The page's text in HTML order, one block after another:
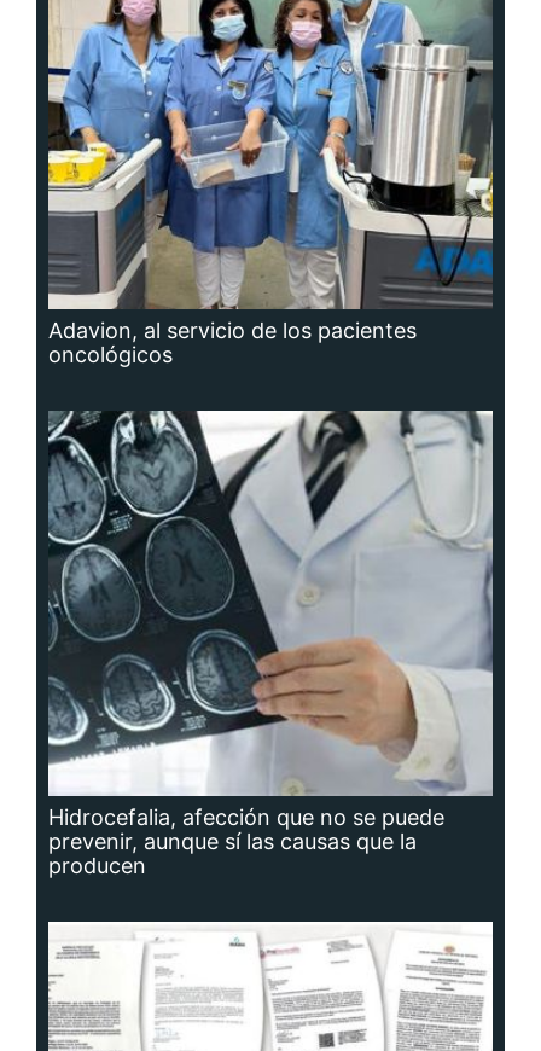
Adavion, al servicio de los pacientes
oncológicos
Hidrocefalia, afección que no se puede
prevenir, aunque sí las causas que la
producen